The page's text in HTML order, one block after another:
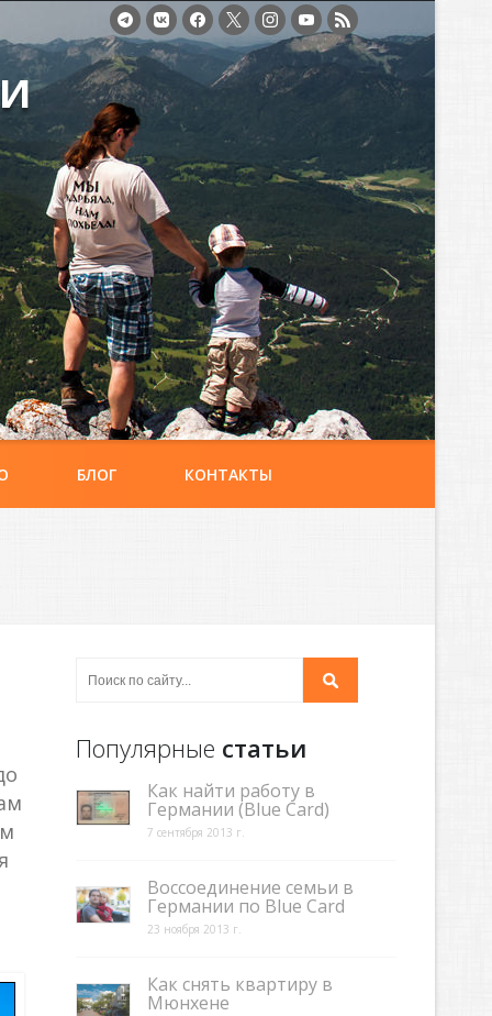
БЛОГ КОНТАКТЫ
Популярные статьи
Как найти работу в
Германии (Blue Card)
7 сентября 2013 г.
Воссоединение семьи в
Германии по Blue Card
23 ноября 2013 г.
Как снять квартиру в
Мюнхене